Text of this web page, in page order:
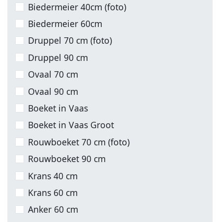
Biedermeier 40cm (foto)
Biedermeier 60cm
Druppel 70 cm (foto)
Druppel 90 cm
Ovaal 70 cm
Ovaal 90 cm
Boeket in Vaas
Boeket in Vaas Groot
Rouwboeket 70 cm (foto)
Rouwboeket 90 cm
Krans 40 cm
Krans 60 cm
Anker 60 cm